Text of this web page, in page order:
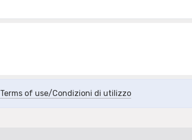
Terms of use/Condizioni di utilizzo